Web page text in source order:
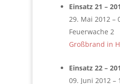
Einsatz 21 –
29. Mai 2012 –
Feuerwache 2
Großbrand in
Einsatz 22 –
09. Juni 2012 –